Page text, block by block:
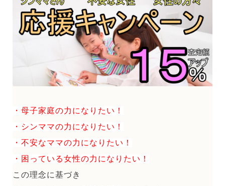
・母子家庭の力になりたい！
・シンママの力になりたい！
・不安なママの力になりたい！
・困っている女性の力になりたい！
この理念に基づき